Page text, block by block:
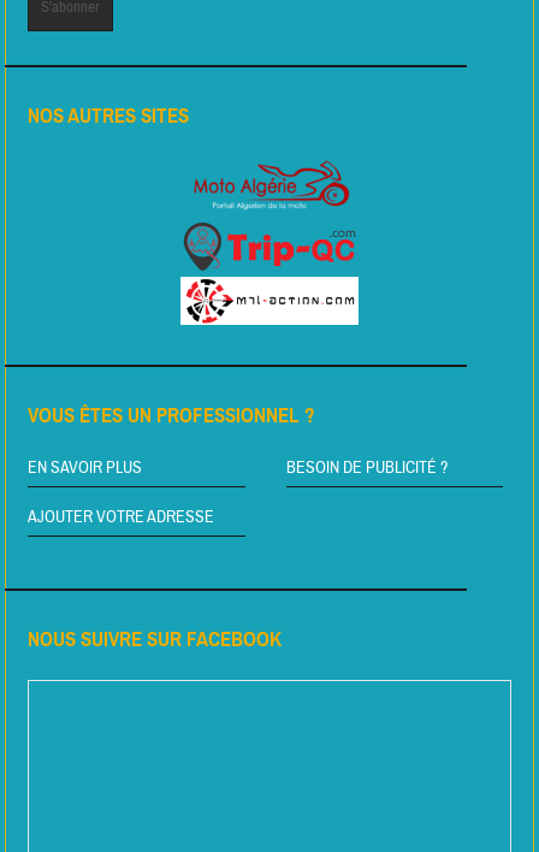
NOS AUTRES SITES
VOUS ÊTES UN PROFESSIONNEL ?
EN SAVOIR PLUS BESOIN DE PUBLICITÉ ?
AJOUTER VOTRE ADRESSE
NOUS SUIVRE SUR FACEBOOK